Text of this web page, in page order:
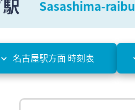
Sasashima-raibu
名古屋駅方面 時刻表